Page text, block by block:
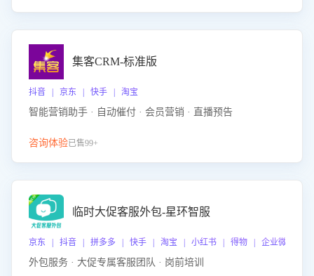
集客CRM-标准版
抖音 | 京东 | 快手 | 淘宝
智能营销助手 · 自动催付 · 会员营销 · 直播预告
咨询体验已售99+
临时大促客服外包-星环智服
京东 | 抖音 | 拼多多 | 快手 | 淘宝 | 小红书 | 得物 | 企业微信
外包服务 · 大促专属客服团队 · 岗前培训